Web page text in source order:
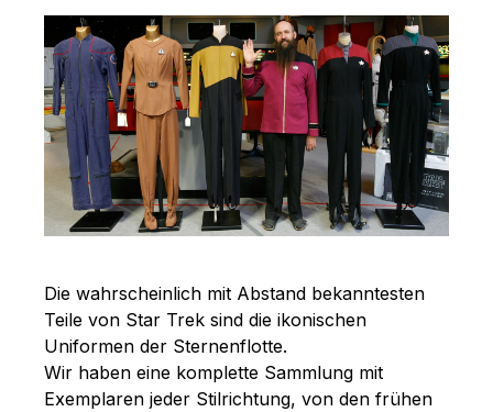
Die wahrscheinlich mit Abstand bekanntesten
Teile von Star Trek sind die ikonischen
Uniformen der Sternenflotte.
Wir haben eine komplette Sammlung mit
Exemplaren jeder Stilrichtung, von den frühen